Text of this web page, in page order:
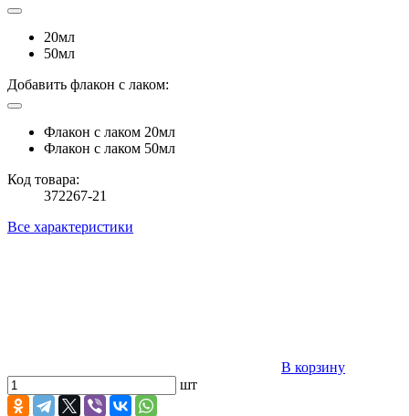
20мл
50мл
Добавить флакон с лаком:
Флакон с лаком 20мл
Флакон с лаком 50мл
Код товара:
372267-21
Все характеристики
В корзину
шт